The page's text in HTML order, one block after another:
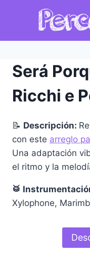
contenido
Será
Ricchi e
📝 Descripción:
con este arreglo
Una adaptación
el ritmo y la
🥁
Xylophone,